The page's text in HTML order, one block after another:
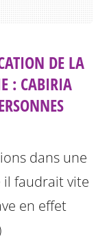
DE LA
: CABIRIA
dans une
il faudrait vite
en effet